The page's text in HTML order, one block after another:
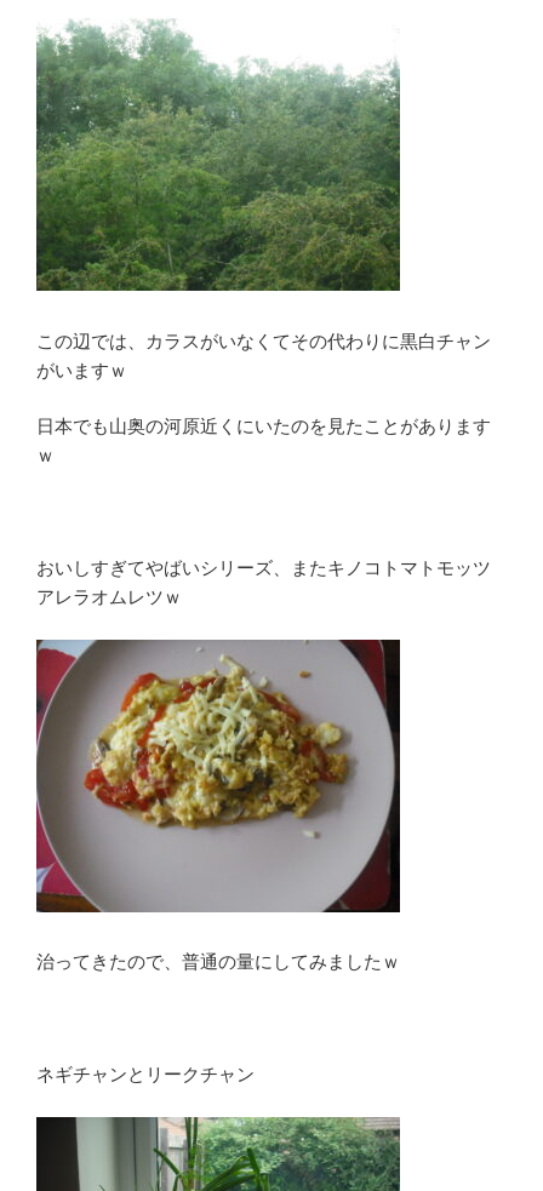
この辺では、カラスがいなくてその代わりに黒白チャン
がいますｗ
日本でも山奥の河原近くにいたのを見たことがあります
ｗ
おいしすぎてやばいシリーズ、またキノコトマトモッツ
アレラオムレツｗ
治ってきたので、普通の量にしてみましたｗ
ネギチャンとリークチャン